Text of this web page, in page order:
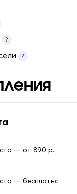
?
?
— от 890 р.
— бесплатно